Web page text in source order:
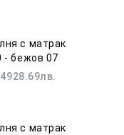
с матрак
- бежов 07
4928.69лв.
с матрак